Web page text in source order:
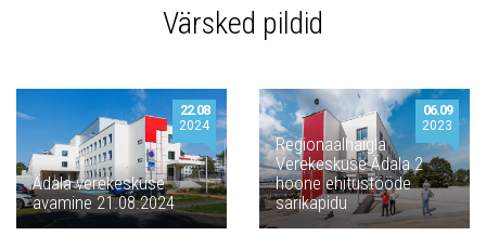
Värsked pildid
Ädala verekeskuse
avamine 21.08.2024
22.08
2024
Regionaalhaigla
Verekeskuse Ädala 2
hoone ehitustööde
sarikapidu
06.09
2023